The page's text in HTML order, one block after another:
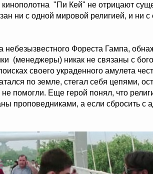
"Пи Кей" не отрицают
ни с одной мировой религией, и ни
Фореста Гампа,
(менеджеры) никак не связаны с
своего украденного амулета
по земле, стегал себя цепями,
помогли. Еще герой понял, что
проповедниками, а если сбросить с